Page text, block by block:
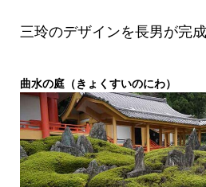
三玲のデザインを長男が完成
曲水の庭（きょくすいのにわ）